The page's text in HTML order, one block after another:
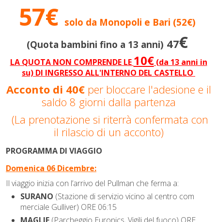
57€ solo da Monopoli e Bari (52€)
(Quota bambini fino a 13 anni) 47€
LA QUOTA NON COMPRENDE LE 10€ (da 13 anni in
su) DI INGRESSO ALL'INTERNO DEL CASTELLO
Acconto di 40€per bloccare l'adesione e il
saldo 8 giorni dalla partenza
(La prenotazione si riterrà confermata con
il rilascio di un acconto)
PROGRAMMA DI VIAGGIO
Domenica 06 Dicembre:
Il viaggio inizia con l’arrivo del Pullman che ferma a:
SURANO (Stazione di servizio vicino al centro com
merciale Gulliver) ORE 06:15
MAGLIE (Parcheggio Euronics, Vigili del fuoco) ORE